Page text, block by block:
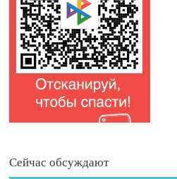
Сейчас обсуждают